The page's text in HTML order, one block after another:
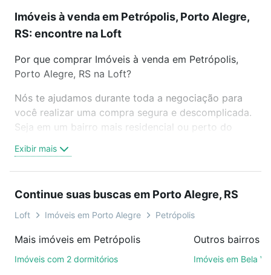
Imóveis à venda em Petrópolis, Porto Alegre,
RS: encontre na Loft
Por que comprar Imóveis à venda em Petrópolis,
Porto Alegre, RS na Loft?
Nós te ajudamos durante toda a negociação para
você realizar uma compra segura e descomplicada.
Seja em um bairro mais residencial ou perto do
oferta ideal de Imóveis à venda em Petrópolis,
Porto Alegre, RS para conquistar seu sonho. Agende
sem compromisso e você ainda conta com mais de
46 mil corretores e imobiliárias te ajudando na
Como escolher um imóvel?
Exibir mais
Continue suas buscas em Porto Alegre, RS
Loft Imóveis em Porto Alegre Petrópolis
Mais imóveis em Petrópolis
Imóveis com 2 dormitórios
Imóveis em Bela